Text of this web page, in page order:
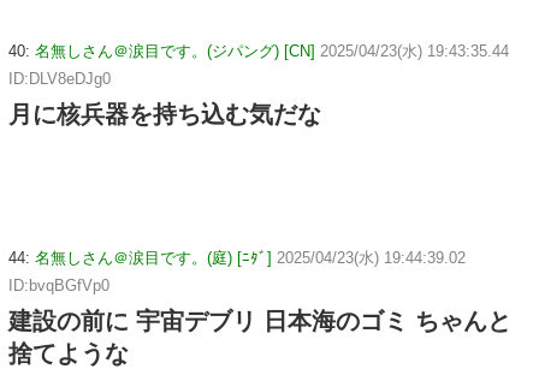
40: 名無しさん＠涙目です。(ジパング) [CN] 2025/04/23(水) 19:43:35.44
ID:DLV8eDJg0
月に核兵器を持ち込む気だな
44: 名無しさん＠涙目です。(庭) [ﾆﾀﾞ] 2025/04/23(水) 19:44:39.02
ID:bvqBGfVp0
建設の前に 宇宙デブリ 日本海のゴミ ちゃんと
捨てような